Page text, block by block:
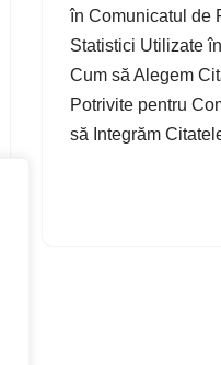
în Comunicatul de
Statistici Utilizate
Cum să Alegem
Potrivite pentru
să Integrăm